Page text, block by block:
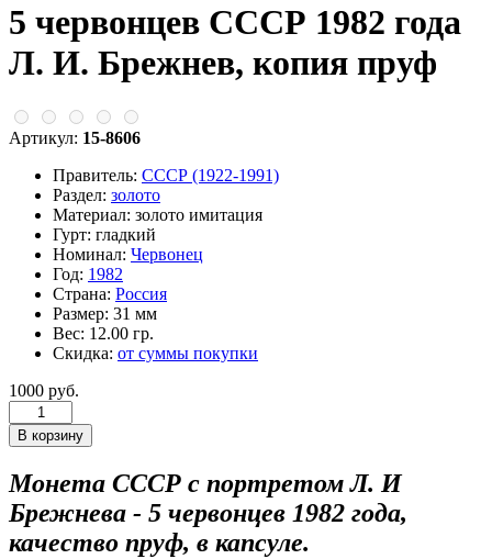
5 червонцев СССР 1982 года
Л. И. Брежнев, копия пруф
Артикул: 15-8606
Правитель: СССР (1922-1991)
Раздел: золото
Материал: золото имитация
Гурт: гладкий
Номинал: Червонец
Год: 1982
Страна: Россия
Размер: 31 мм
Вес: 12.00 гр.
Скидка: от суммы покупки
1000 руб.
Монета СССР с портретом Л. И
Брежнева - 5 червонцев 1982 года,
качество пруф, в капсуле.